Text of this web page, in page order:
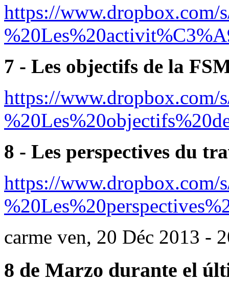
https://www.dropbox.com/
7 - Les objectifs de la
https://
8 - Les perspectives du
https://www.dropbox.com/
carme ven, 20 Déc 2013 -
8 de Marzo durante el